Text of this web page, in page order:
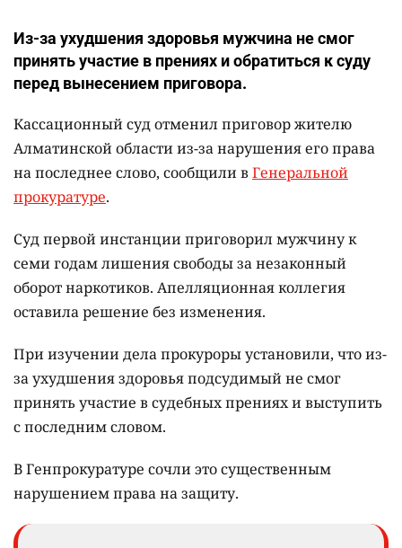
Из-за ухудшения здоровья мужчина не смог
принять участие в прениях и обратиться к суду
перед вынесением приговора.
Кассационный суд отменил приговор жителю
Алматинской области из-за нарушения его права
на последнее слово, сообщили вГенеральной
прокуратуре.
Суд первой инстанции приговорил мужчину к
семи годам лишения свободы за незаконный
оборот наркотиков. Апелляционная коллегия
оставила решение без изменения.
При изучении дела прокуроры установили, что из-
за ухудшения здоровья подсудимый не смог
принять участие в судебных прениях и выступить
с последним словом.
В Генпрокуратуре сочли это существенным
нарушением права на защиту.